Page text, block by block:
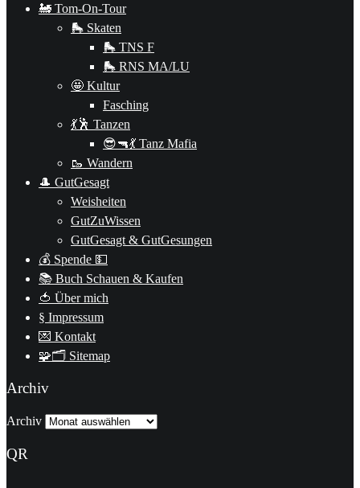
🚂 Tom-On-Tour
🛼 Skaten
🛼 TNS F
🛼 RNS MA/LU
🤩 Kultur
Fasching
💃🕺 Tanzen
😎🔫💃 Tanz Mafia
🥾 Wandern
🎩 GutGesagt
Weisheiten
GutZuWissen
GutGesagt & GutGesungen
💰 Spende 💵
📚 Buch Schauen & Kaufen
🍅 Über mich
§ Impressum
💌 Kontakt
🧩🗂 Sitemap
Archiv
Archiv
QR